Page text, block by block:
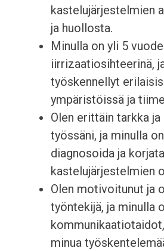
kastelujärjestelmien
ja huollosta.
Minulla on yli 5
iirrizaatiosihteerinä,
työskennellyt
ympäristöissä ja
Olen erittäin tarkka
työssäni, ja minulla
diagnosoida ja korjata
kastelujärjestelmien
Olen motivoitunut ja
työntekijä, ja minulla
minua